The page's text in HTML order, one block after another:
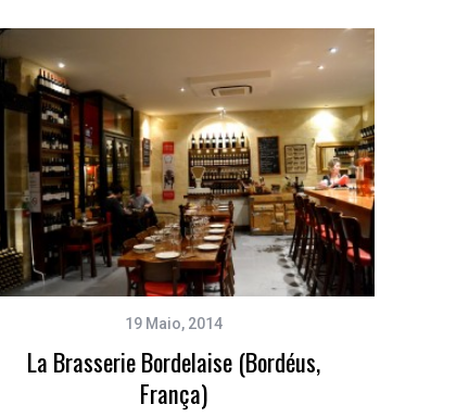
19 Maio, 2014
La Brasserie Bordelaise (Bordéus,
França)